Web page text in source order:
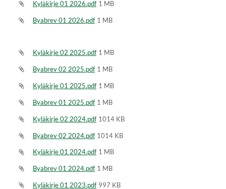
Kyläkirje 01 2026.pdf 1 MB
Byabrev 01 2026.pdf 1 MB
Kyläkirje 02 2025.pdf 1 MB
Byabrev 02 2025.pdf 1 MB
Kyläkirje 01 2025.pdf 1 MB
Byabrev 01 2025.pdf 1 MB
Kyläkirje 02 2024.pdf 1014 KB
Byabrev 02 2024.pdf 1014 KB
Kyläkirje 01 2024.pdf 1 MB
Byabrev 01 2024.pdf 1 MB
Kyläkirje 01 2023.pdf 997 KB